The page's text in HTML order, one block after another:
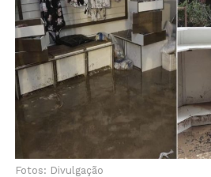
Fotos: Divulgação